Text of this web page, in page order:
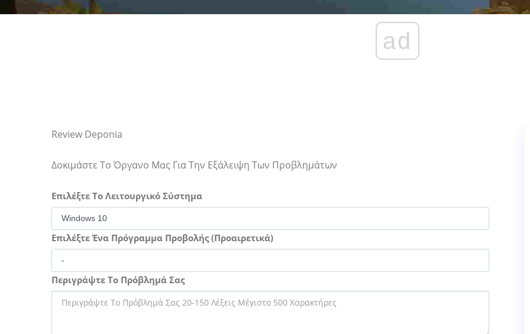
ad
Review Deponia
Δοκιμάστε Το Όργανο Μας Για Την Εξάλειψη Των Προβλημάτων
Επιλέξτε Το Λειτουργικό Σύστημα
Επιλέξτε Ένα Πρόγραμμα Προβολής (Προαιρετικά)
Περιγράψτε Το Πρόβλημά Σας